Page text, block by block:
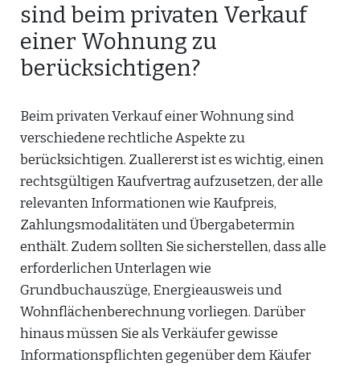
sind beim privaten Verkauf
einer Wohnung zu
berücksichtigen?
Beim privaten Verkauf einer Wohnung sind
verschiedene rechtliche Aspekte zu
berücksichtigen. Zuallererst ist es wichtig, einen
rechtsgültigen Kaufvertrag aufzusetzen, der alle
relevanten Informationen wie Kaufpreis,
Zahlungsmodalitäten und Übergabetermin
enthält. Zudem sollten Sie sicherstellen, dass alle
erforderlichen Unterlagen wie
Grundbuchauszüge, Energieausweis und
Wohnflächenberechnung vorliegen. Darüber
hinaus müssen Sie als Verkäufer gewisse
Informationspflichten gegenüber dem Käufer